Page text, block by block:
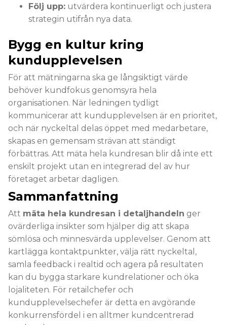
Följ upp: utvärdera kontinuerligt och justera
strategin utifrån nya data.
Bygg en kultur kring
kundupplevelsen
För att mätningarna ska ge långsiktigt värde
behöver kundfokus genomsyra hela
organisationen. När ledningen tydligt
kommunicerar att kundupplevelsen är en prioritet,
och när nyckeltal delas öppet med medarbetare,
skapas en gemensam strävan att ständigt
förbättras. Att mäta hela kundresan blir då inte ett
enskilt projekt utan en integrerad del av hur
företaget arbetar dagligen.
Sammanfattning
Att mäta hela kundresan i detaljhandeln ger
ovärderliga insikter som hjälper dig att skapa
sömlösa och minnesvärda upplevelser. Genom att
kartlägga kontaktpunkter, välja rätt nyckeltal,
samla feedback i realtid och agera på resultaten
kan du bygga starkare kundrelationer och öka
lojaliteten. För retailchefer och
kundupplevelsechefer är detta en avgörande
konkurrensfördel i en alltmer kundcentrerad